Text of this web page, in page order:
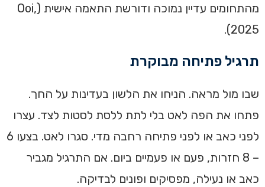
מהתחומים עדיין נמוכה ודורשת התאמה אישית (Ooi,
2025).
תרגיל פתיחה מבוקרת
שבו מול מראה. הניחו את הלשון בעדינות על החך.
פתחו את הפה לאט בלי לתת ללסת לסטות לצד. עצרו
לפני כאב או לפני פתיחה רחבה מדי. סגרו לאט. בצעו 6
– 8 חזרות, פעם או פעמיים ביום. אם התרגיל מגביר
כאב או נעילה, מפסיקים ופונים לבדיקה.